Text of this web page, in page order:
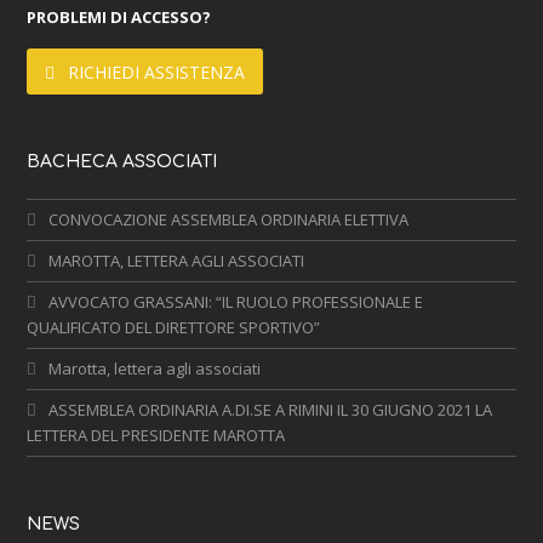
PROBLEMI DI ACCESSO?
RICHIEDI ASSISTENZA
BACHECA ASSOCIATI
CONVOCAZIONE ASSEMBLEA ORDINARIA ELETTIVA
MAROTTA, LETTERA AGLI ASSOCIATI
AVVOCATO GRASSANI: “IL RUOLO PROFESSIONALE E
QUALIFICATO DEL DIRETTORE SPORTIVO”
Marotta, lettera agli associati
ASSEMBLEA ORDINARIA A.DI.SE A RIMINI IL 30 GIUGNO 2021 LA
LETTERA DEL PRESIDENTE MAROTTA
NEWS